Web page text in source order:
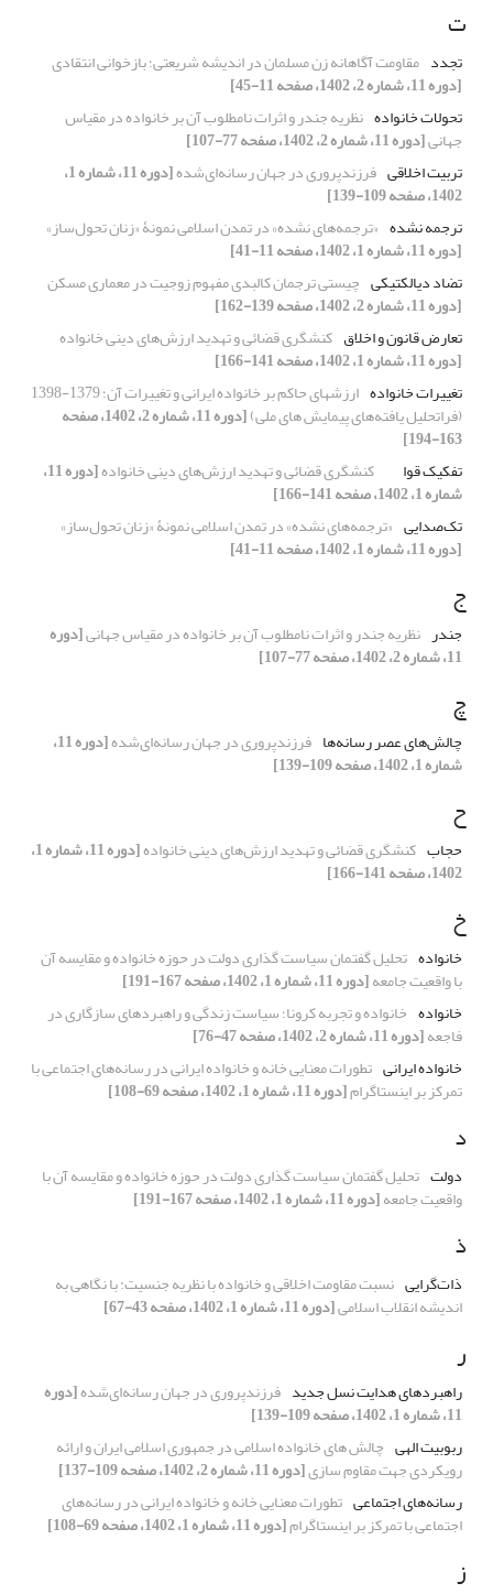
ت
تجدد مقاومت آگاهانه زن مسلمان در اندیشه شریعتی؛ بازخوانی انتقادی
[دوره 11، شماره 2، 1402، صفحه 11-45]
تحولات خانواده نظریه جندر و اثرات نامطلوب آن بر خانواده در مقیاس
جهانی[دوره 11، شماره 2، 1402، صفحه 77-107]
تربیت اخلاقی فرزندپروری در جهان رسانه‌ای‌شده [دوره 11، شماره 1،
1402، صفحه 109-139]
ترجمه نشده «ترجمه‌های نشده» در تمدن اسلامی نمونۀ «زنان تحول‌ساز»
[دوره 11، شماره 1، 1402، صفحه 11-41]
تضاد دیالکتیکی چیستی ترجمان کالبدی مفهوم زوجیت در معماری مسکن
[دوره 11، شماره 2، 1402، صفحه 139-162]
تعارض قانون و اخلاق کنشگری قضائی و تهدید ارزش‌های دینی خانواده
[دوره 11، شماره 1، 1402، صفحه 141-166]
تغییرات خانواده
ارزشهای حاکم بر خانواده ایرانی و تغییرات آن؛ 1379-1398
(فراتحلیل یافته‌های پیمایش های ملی) [دوره 11، شماره 2، 1402، صفحه
163-194]
تفکیک قوا
کنشگری قضائی و تهدید ارزش‌های دینی خانواده [دوره 11،
شماره 1، 1402، صفحه 141-166]
تک‌صدایی «ترجمه‌های نشده» در تمدن اسلامی نمونۀ «زنان تحول‌ساز»
[دوره 11، شماره 1، 1402، صفحه 11-41]
ج
جندر نظریه جندر و اثرات نامطلوب آن بر خانواده در مقیاس جهانی[دوره
11، شماره 2، 1402، صفحه 77-107]
چ
چالش‌های عصر رسانه‌ها فرزندپروری در جهان رسانه‌ای‌شده [دوره 11،
شماره 1، 1402، صفحه 109-139]
ح
حجاب کنشگری قضائی و تهدید ارزش‌های دینی خانواده [دوره 11، شماره 1،
1402، صفحه 141-166]
خ
خانواده تحلیل گفتمان سیاست گذاری دولت در حوزه خانواده و مقایسه آن
با واقعیت جامعه[دوره 11، شماره 1، 1402، صفحه 167-191]
خانواده خانواده و تجربه کرونا؛ سیاست زندگی و راهبردهای سازگاری در
فاجعه[دوره 11، شماره 2، 1402، صفحه 47-76]
خانواده ایرانی تطورات معنایی خانه و خانواده ایرانی در رسانه‌های اجتماعی با
تمرکز بر اینستاگرام[دوره 11، شماره 1، 1402، صفحه 69-108]
د
دولت تحلیل گفتمان سیاست گذاری دولت در حوزه خانواده و مقایسه آن با
واقعیت جامعه[دوره 11، شماره 1، 1402، صفحه 167-191]
ذ
ذات‌گرایی نسبت مقاومت اخلاقی و خانواده با نظریه جنسیت: با نگاهی به
اندیشه انقلاب اسلامی[دوره 11، شماره 1، 1402، صفحه 43-67]
ر
راهبردهای هدایت نسل جدید فرزندپروری در جهان رسانه‌ای‌شده[دوره
11، شماره 1، 1402، صفحه 109-139]
ربوبیت الهی چالش های خانواده اسلامی در جمهوری اسلامی ایران و ارائه
رویکردی جهت مقاوم سازی[دوره 11، شماره 2، 1402، صفحه 109-137]
رسانه‌های اجتماعی تطورات معنایی خانه و خانواده ایرانی در رسانه‌های
اجتماعی با تمرکز بر اینستاگرام[دوره 11، شماره 1، 1402، صفحه 69-108]
ز